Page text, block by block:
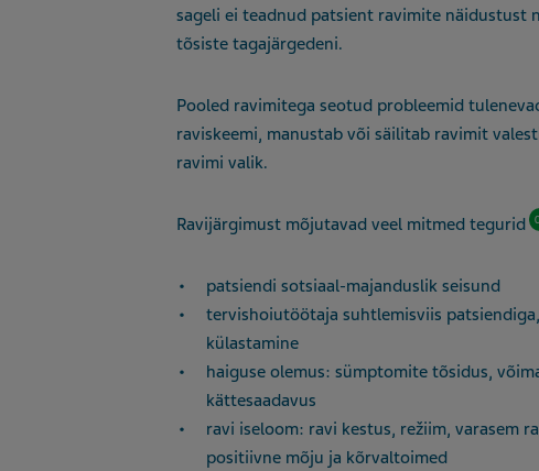
sageli ei teadnud patsient ravimite
tõsiste tagajärgedeni.
Pooled ravimitega seotud probleemid
raviskeemi, manustab või säilitab ravimit
ravimi valik.
Ravijärgimust mõjutavad veel mitmed tegurid
patsiendi sotsiaal-majanduslik seisund
tervishoiutöötaja suhtlemisviis
külastamine
haiguse olemus: sümptomite tõsidus,
kättesaadavus
ravi iseloom: ravi kestus, režiim, varasem
positiivne mõju ja kõrvaltoimed